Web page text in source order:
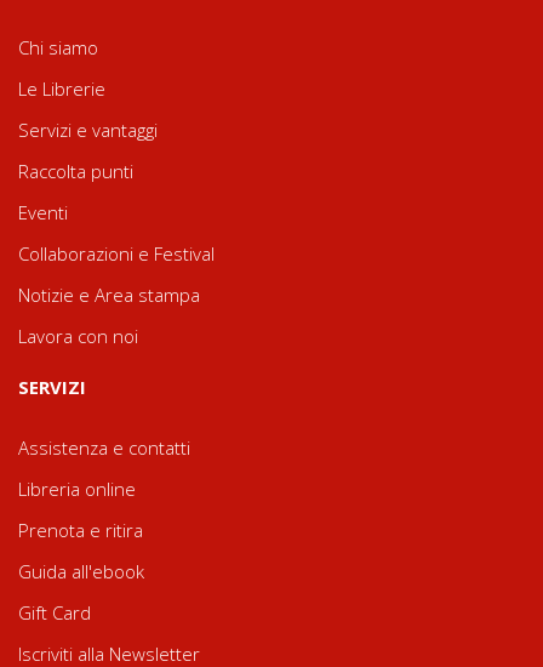
Chi siamo
Le Librerie
Servizi e vantaggi
Raccolta punti
Eventi
Collaborazioni e Festival
Notizie e Area stampa
Lavora con noi
SERVIZI
Assistenza e contatti
Libreria online
Prenota e ritira
Guida all'ebook
Gift Card
Iscriviti alla Newsletter